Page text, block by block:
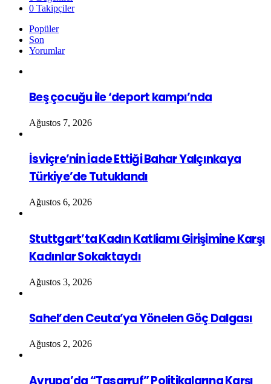
0 Takipçiler
Popüler
Son
Yorumlar
Beş çocuğu ile ‘deport kampı’nda
Ağustos 7, 2026
İsviçre’nin İade Ettiği Bahar Yalçınkaya
Türkiye’de Tutuklandı
Ağustos 6, 2026
Stuttgart’ta Kadın Katliamı Girişimine Karşı
Kadınlar Sokaktaydı
Ağustos 3, 2026
Sahel’den Ceuta’ya Yönelen Göç Dalgası
Ağustos 2, 2026
Avrupa’da “Tasarruf” Politikalarına Karşı